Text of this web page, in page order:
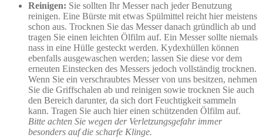
Reinigen: Sie sollten Ihr Messer nach jeder Benutzung
reinigen. Eine Bürste mit etwas Spülmittel reicht hier meistens
schon aus. Trocknen Sie das Messer danach gründlich ab und
tragen Sie einen leichten Ölfilm auf. Ein Messer sollte niemals
nass in eine Hülle gesteckt werden. Kydexhüllen können
ebenfalls ausgewaschen werden; lassen Sie diese vor dem
erneuten Einstecken des Messers jedoch vollständig trocknen.
Wenn Sie ein verschraubtes Messer von uns besitzen, nehmen
Sie die Griffschalen ab und reinigen sowie trocknen Sie auch
den Bereich darunter, da sich dort Feuchtigkeit sammeln
kann. Tragen Sie auch hier einen schützenden Ölfilm auf.
Bitte achten Sie wegen der Verletzungsgefahr immer
besonders auf die scharfe Klinge.